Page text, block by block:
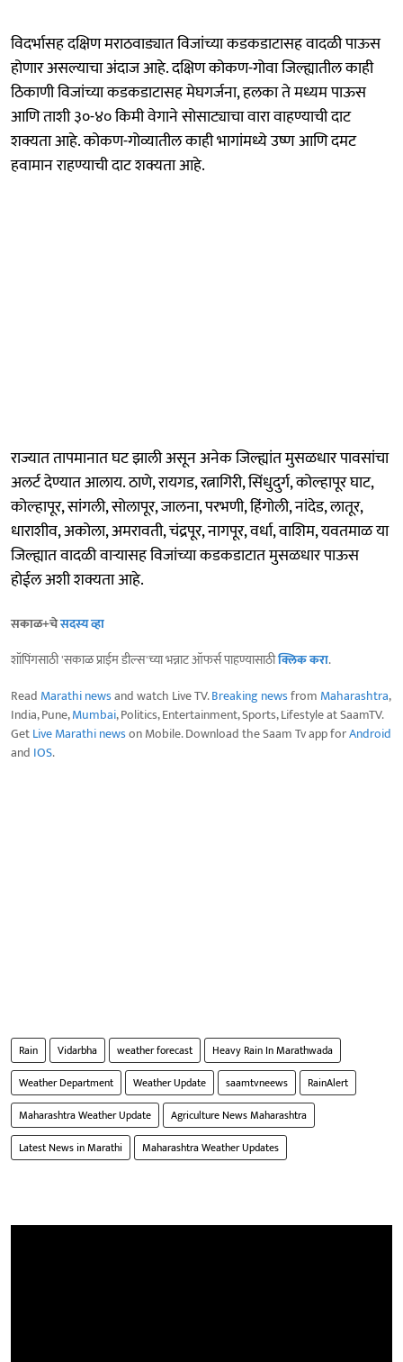
विदर्भासह दक्षिण मराठवाड्यात विजांच्या कडकडाटासह वादळी पाऊस
होणार असल्याचा अंदाज आहे. दक्षिण कोकण-गोवा जिल्ह्यातील काही
ठिकाणी विजांच्या कडकडाटासह मेघगर्जना, हलका ते मध्यम पाऊस
आणि ताशी ३०-४० किमी वेगाने सोसाट्याचा वारा वाहण्याची दाट
शक्यता आहे. कोकण-गोव्यातील काही भागांमध्ये उष्ण आणि दमट
हवामान राहण्याची दाट शक्यता आहे.
राज्यात तापमानात घट झाली असून अनेक जिल्ह्यांत मुसळधार पावसांचा
अलर्ट देण्यात आलाय. ठाणे, रायगड, रत्नागिरी, सिंधुदुर्ग, कोल्हापूर घाट,
कोल्हापूर, सांगली, सोलापूर, जालना, परभणी, हिंगोली, नांदेड, लातूर,
धाराशीव, अकोला, अमरावती, चंद्रपूर, नागपूर, वर्धा, वाशिम, यवतमाळ या
जिल्ह्यात वादळी वाऱ्यासह विजांच्या कडकडाटात मुसळधार पाऊस
होईल अशी शक्यता आहे.
सकाळ+चेसदस्य व्हा
शॉपिंगसाठी 'सकाळ प्राईम डील्स'च्या भन्नाट ऑफर्स पाहण्यासाठीक्लिक करा.
Read Marathi newsand watch Live TV.Breaking newsfrom Maharashtra,
India, Pune,Mumbai, Politics, Entertainment, Sports, Lifestyle at SaamTV.
GetLive Marathi newson Mobile. Download the Saam Tv app forAndroid
and IOS.
Rain Vidarbha weather forecast
Heavy Rain In Marathwada
Weather Department
Weather Update saamtvneews
RainAlert
Maharashtra Weather Update
Agriculture News Maharashtra
Latest News in Marathi
Maharashtra Weather Updates